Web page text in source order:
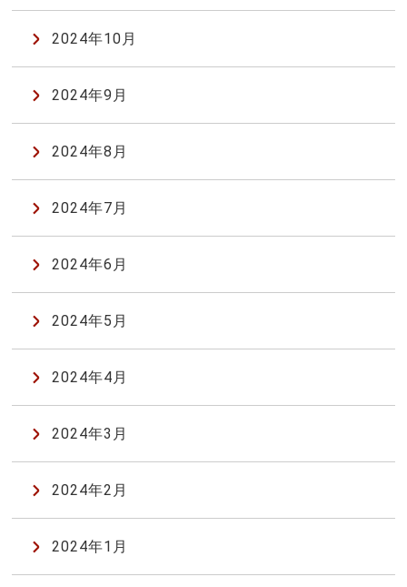
2024年10月
2024年9月
2024年8月
2024年7月
2024年6月
2024年5月
2024年4月
2024年3月
2024年2月
2024年1月